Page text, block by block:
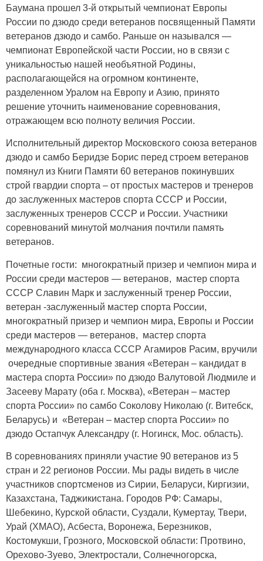
Баумана прошел 3-й открытый чемпионат Европы
России по дзюдо среди ветеранов посвященный Памяти
ветеранов дзюдо и самбо. Раньше он назывался —
чемпионат Европейской части России, но в связи с
уникальностью нашей необъятной Родины,
располагающейся на огромном континенте,
разделенном Уралом на Европу и Азию, принято
решение уточнить наименование соревнования,
отражающем всю полноту величия России.
Исполнительный директор Московского союза ветеранов
дзюдо и самбо Беридзе Борис перед строем ветеранов
помянул из Книги Памяти 60 ветеранов покинувших
строй гвардии спорта – от простых мастеров и тренеров
до заслуженных мастеров спорта СССР и России,
заслуженных тренеров СССР и России. Участники
соревнований минутой молчания почтили память
ветеранов.
Почетные гости: многократный призер и чемпион мира и
России среди мастеров — ветеранов, мастер спорта
СССР Славин Марк и заслуженный тренер России,
ветеран -заслуженный мастер спорта России,
многократный призер и чемпион мира, Европы и России
среди мастеров — ветеранов, мастер спорта
международного класса СССР Агамиров Расим, вручили
очередные спортивные звания «Ветеран – кандидат в
мастера спорта России» по дзюдо Валутовой Людмиле и
Засееву Марату (оба г. Москва), «Ветеран – мастер
спорта России» по самбо Соколову Николаю (г. Витебск,
Беларусь) и «Ветеран – мастер спорта России» по
дзюдо Остапчук Александру (г. Ногинск, Мос. область).
В соревнованиях приняли участие 90 ветеранов из 5
стран и 22 регионов России. Мы рады видеть в числе
участников спортсменов из Сирии, Беларуси, Киргизии,
Казахстана, Таджикистана. Городов РФ: Самары,
Шебекино, Курской области, Суздали, Кумертау, Твери,
Урай (ХМАО), Асбеста, Воронежа, Березников,
Костомукши, Грозного, Московской области: Протвино,
Орехово-Зуево, Электростали, Солнечногорска,